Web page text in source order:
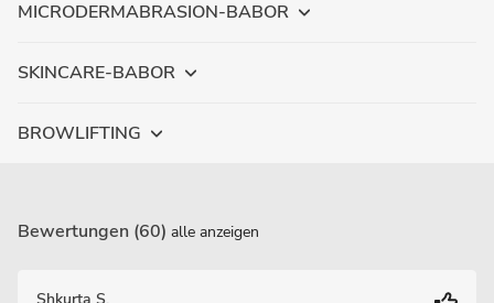
MICRODERMABRASION-BABOR
SKINCARE-BABOR
BROWLIFTING
Bewertungen (60) alle anzeigen